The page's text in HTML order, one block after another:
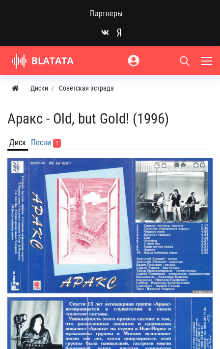
Партнеры
Диски Советская эстрада
Аракс - Old, but Gold! (1996)
Диск Песни 1